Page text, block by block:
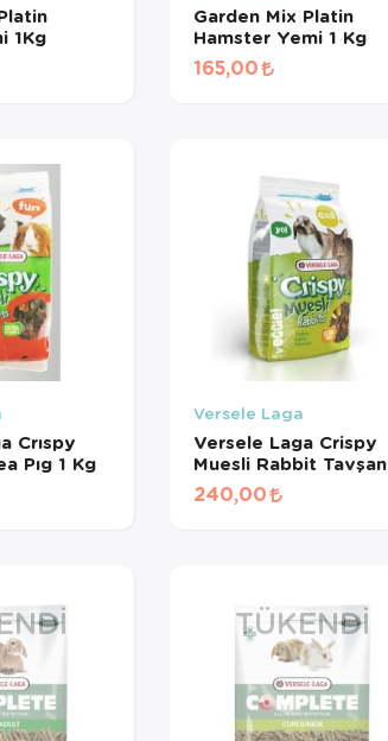
1Kg
Garden Mix Platin
Hamster Yemi 1 Kg
165,00
Crıspy
Pıg 1 Kg
Versele Laga
Versele Laga Crispy
Muesli Rabbit Tavşan
Yemi 1 Kg
240,00
TÜKENDI